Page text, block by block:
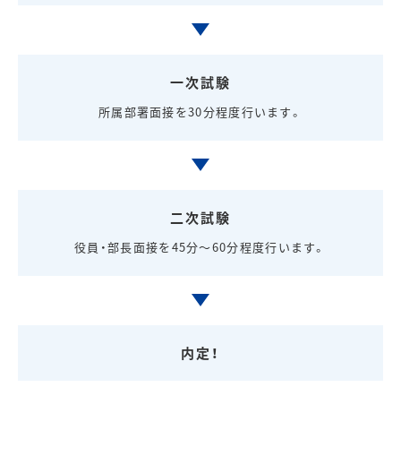
一次試験
所属部署面接を30分程度行います。
二次試験
役員・部長面接を45分～60分程度行います。
内定！